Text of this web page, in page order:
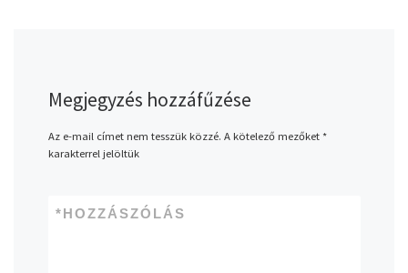
Megjegyzés hozzáfűzése
Az e-mail címet nem tesszük közzé. A kötelező mezőket *
karakterrel jelöltük
HOZZÁSZÓLÁS
*